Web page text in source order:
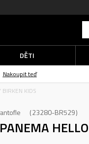
DĚTI
Nakoupit teď
BIRKEN KIDS
23280-BR529